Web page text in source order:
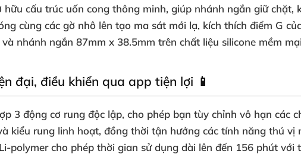
hữu cấu trúc uốn cong thông minh, giúp nhánh ngắn giữ
cùng các gờ nhô lên tạo ma sát mới lạ, kích thích điểm G
nhánh ngắn 87mm x 38.5mm trên chất liệu silicone mềm
đại, điều khiển qua app tiện lợi 📱
3 động cơ rung độc lập, cho phép bạn tùy chỉnh vô hạn các
kiểu rung linh hoạt, đồng thời tận hưởng các tính năng thú
polymer cho phép thời gian sử dụng dài lên đến 156 phút với